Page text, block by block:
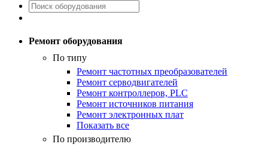
Ремонт оборудования
По типу
Ремонт частотных преобразователей
Ремонт серводвигателей
Ремонт контроллеров, PLC
Ремонт источников питания
Ремонт электронных плат
Показать все
По производителю